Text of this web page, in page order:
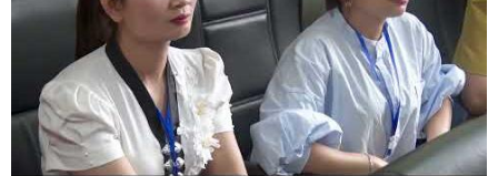
Số: 1852/BC-UBND
Tên:(BÁO CÁO Kết quả rà soát, đề xuất điều chỉnh dự toán
kinh phí thực hiện các dự án, nhiệm vụ khoa học, công nghệ,
đổi mới sáng tạo và chuyển đổi số năm 2026)
Ngày ban hành: (07/08/2026) -Ngày hiệu lực: (05/08/2026)